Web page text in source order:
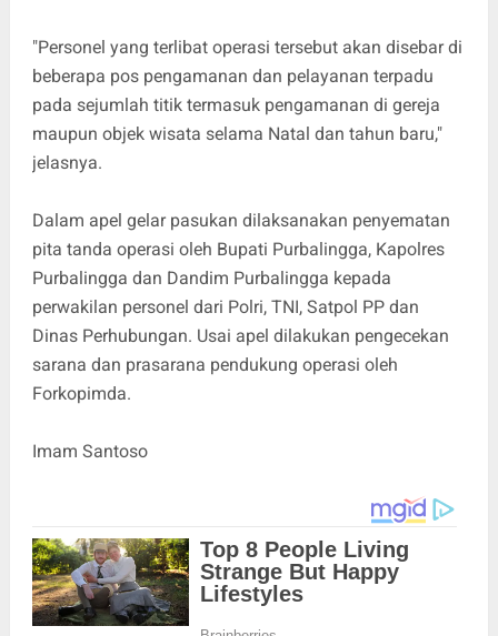
"Personel yang terlibat operasi tersebut akan disebar di
beberapa pos pengamanan dan pelayanan terpadu
pada sejumlah titik termasuk pengamanan di gereja
maupun objek wisata selama Natal dan tahun baru,"
jelasnya.
Dalam apel gelar pasukan dilaksanakan penyematan
pita tanda operasi oleh Bupati Purbalingga, Kapolres
Purbalingga dan Dandim Purbalingga kepada
perwakilan personel dari Polri, TNI, Satpol PP dan
Dinas Perhubungan. Usai apel dilakukan pengecekan
sarana dan prasarana pendukung operasi oleh
Forkopimda.
Imam Santoso